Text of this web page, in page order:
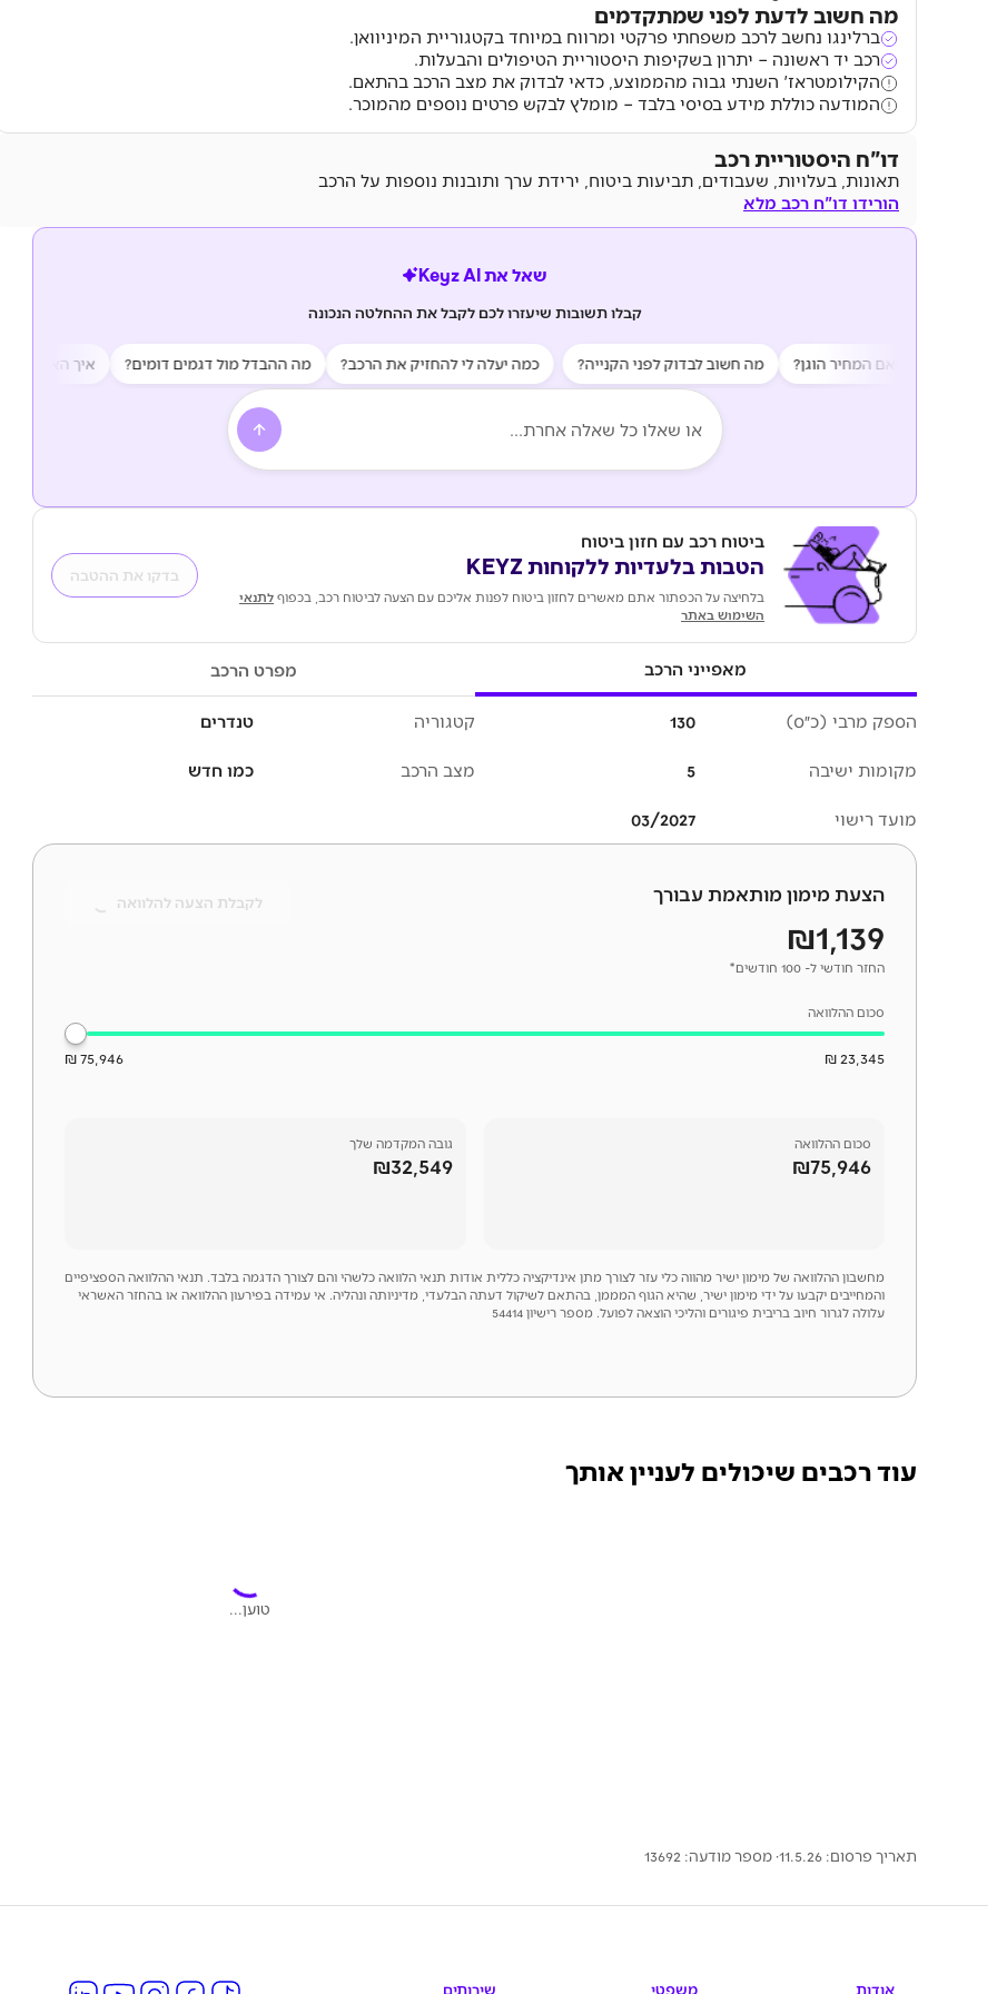
מה חשוב לדעת לפני שמתקדמים
ברלינגו נחשב לרכב משפחתי פרקטי ומרווח במיוחד בקטגוריית המיניוואן.
רכב יד ראשונה – יתרון בשקיפות היסטוריית הטיפולים והבעלות.
הקילומטראז' השנתי גבוה מהממוצע, כדאי לבדוק את מצב הרכב בהתאם.
המודעה כוללת מידע בסיסי בלבד – מומלץ לבקש פרטים נוספים מהמוכר.
דו"ח היסטוריית רכב
תאונות, בעלויות, שעבודים, תביעות ביטוח, ירידת ערך ותובנות נוספות על הרכב
הורידו דו"ח רכב מלא
שאל את Keyz AI
קבלו תשובות שיעזרו לכם לקבל את ההחלטה הנכונה
האם המחיר הוגן? מה חשוב לבדוק לפני הקנייה? כמה יעלה לי להחזיק את הרכב? מה ההבדל מול דגמים דומים? איך האמינות של
ביטוח רכב עם חזון ביטוח
הטבות בלעדיות ללקוחות KEYZ בדקו את ההטבה
בלחיצה על הכפתור אתם מאשרים לחזון ביטוח לפנות אליכם עם הצעה לביטוח רכב, בכפוף לתנאי
השימוש באתר
מאפייני הרכב מפרט הרכב
הספק מרבי (כ״ס) 130
מקומות ישיבה 5
מועד רישוי 03/2027
קטגוריה טנדרים
מצב הרכב כמו חדש
הצעת מימון מותאמת עבורך
₪1,139
החזר חודשי ל- 100 חודשים*
סכום ההלוואה
23,345 ₪
75,946 ₪
סכום ההלוואה
₪75,946
גובה המקדמה שלך
₪32,549
לקבלת הצעה להלוואה
מחשבון ההלוואה של מימון ישיר מהווה כלי עזר לצורך מתן אינדיקציה כללית אודות תנאי הלוואה כלשהי והם לצורך הדגמה בלבד. תנאי ההלוואה הספציפיים
והמחייבים יקבעו על ידי מימון ישיר, שהיא הגוף המממן, בהתאם לשיקול דעתה הבלעדי, מדיניותה ונהליה. אי עמידה בפירעון ההלוואה או בהחזר האשראי
עלולה לגרור חיוב בריבית פיגורים והליכי הוצאה לפועל. מספר רישיון 54414
עוד רכבים שיכולים לעניין אותך
טוען...
תאריך פרסום: 11.5.26 · מספר מודעה: 13692
אודות משפטי שירותים